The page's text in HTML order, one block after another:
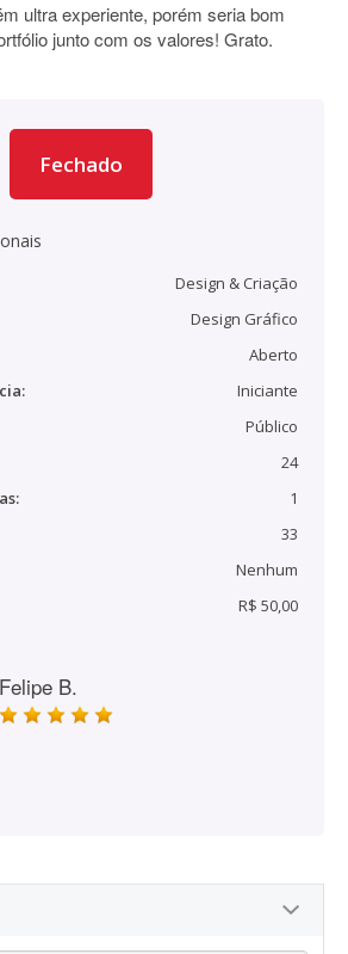
ultra experiente, porém seria bom
junto com os valores! Grato.
Fechado
Design & Criação
Design Gráfico
Aberto
Iniciante
Público
24
1
33
Nenhum
R$ 50,00
Felipe B.